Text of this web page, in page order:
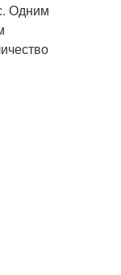
Одним